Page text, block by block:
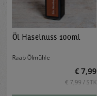
Öl Haselnuss 100ml
Raab Ölmühle
€ 7,99
€ 7,99 / STK